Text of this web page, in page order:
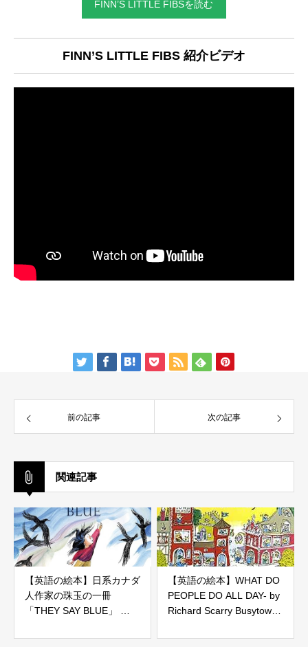
FINN’S LITTLE FIBSを読む
FINN’S LITTLE FIBS 紹介ビデオ
前の記事 次の記事
関連記事
【英語の絵本】日系カナダ
人作家の珠玉の一冊
「THEY SAY BLUE」
【英語の絵本】WHAT DO
PEOPLE DO ALL DAY- by
Richard Scarry Busytown
金のしくみをまなぼう！